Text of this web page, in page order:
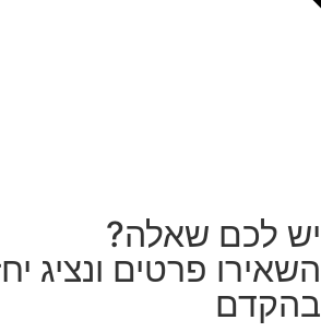
לכם שאלה?
פרטים ונציג